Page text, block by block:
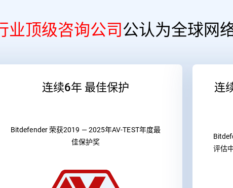
业顶级咨询公司公认为全球网
连续6年 最佳保护
Bitdefender 荣获2019 — 2025年AV-TEST年度最
佳保护奖
连
评估